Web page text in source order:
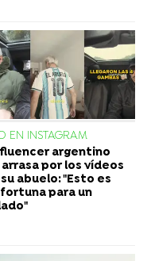
EN INSTAGRAM
argentino
por los vídeos
abuelo: "Esto es
fortuna para un